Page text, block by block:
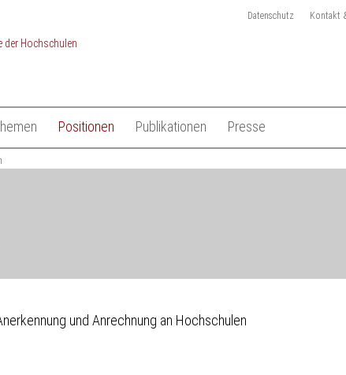
Datenschutz Kontakt
Hochschulen
Positionen Publikationen Presse
und Anrechnung an Hochschulen